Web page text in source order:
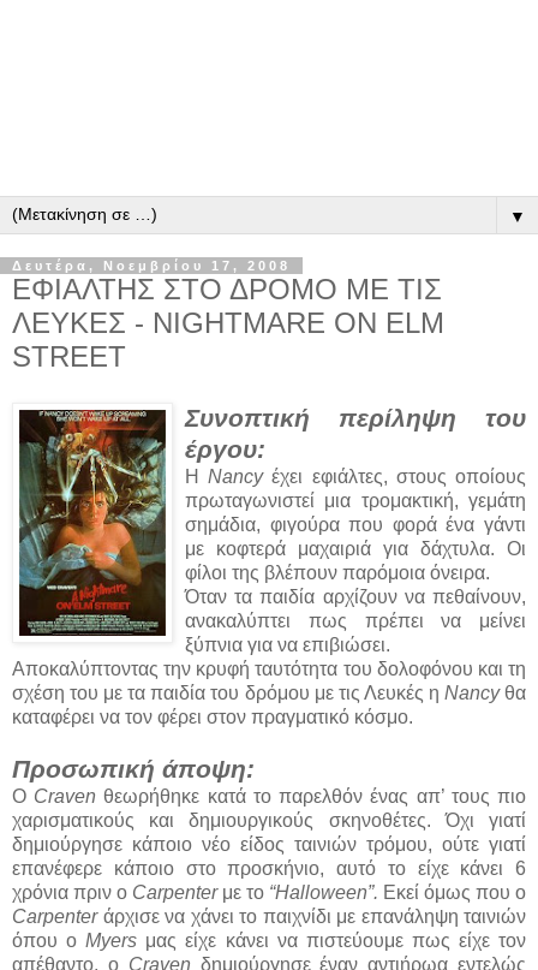
▼
Δευτέρα, Νοεμβρίου 17, 2008
ΕΦΙΑΛΤΗΣ ΣΤΟ ΔΡΟΜΟ ΜΕ ΤΙΣ
ΛΕΥΚΕΣ - NIGHTMARE ON ELM
STREET
Συνοπτική περίληψη του
έργου:
ΗNancyέχει εφιάλτες, στους οποίους
πρωταγωνιστεί μια τρομακτική, γεμάτη
σημάδια, φιγούρα που φορά ένα γάντι
με κοφτερά μαχαιριά για δάχτυλα. Οι
φίλοι της βλέπουν παρόμοια όνειρα.
Όταν τα παιδία αρχίζουν να πεθαίνουν,
ανακαλύπτει πως πρέπει να μείνει
ξύπνια για να επιβιώσει.
Αποκαλύπτοντας την κρυφή ταυτότητα του δολοφόνου και τη
σχέση του με τα παιδία του δρόμου με τις Λευκές η Nancyθα
καταφέρει να τον φέρει στον πραγματικό κόσμο.
Προσωπική άποψη:
Ο Craven θεωρήθηκε κατά το παρελθόν ένας απ’ τους πιο
χαρισματικούς και δημιουργικούς σκηνοθέτες. Όχι γιατί
δημιούργησε κάποιο νέο είδος ταινιών τρόμου, ούτε γιατί
επανέφερε κάποιο στο προσκήνιο, αυτό το είχε κάνει 6
χρόνια πριν ο Carpenterμε το “Halloween”. Εκεί όμως που ο
Carpenterάρχισε να χάνει το παιχνίδι με επανάληψη ταινιών
όπου οMyers μας είχε κάνει να πιστεύουμε πως είχε τον
απέθαντο, ο Craven δημιούργησε έναν αντιήρωα εντελώς